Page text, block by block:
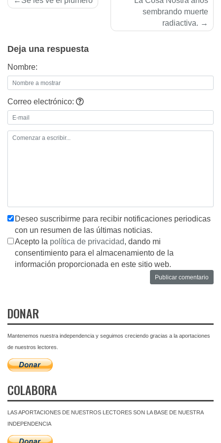
sembrando muerte
radiactiva.
Deja una respuesta
Nombre:
Correo electrónico:
Deseo suscribirme para recibir notificaciones periodicas
con un resumen de las últimas noticias.
Acepto la política de privacidad, dando mi
consentimiento para el almacenamiento de la
información proporcionada en este sitio web.
DONAR
Mantenemos nuestra independencia y seguimos creciendo gracias a la aportaciones
de nuestros lectores.
COLABORA
LAS APORTACIONES DE NUESTROS LECTORES SON LA BASE DE NUESTRA
INDEPENDENCIA